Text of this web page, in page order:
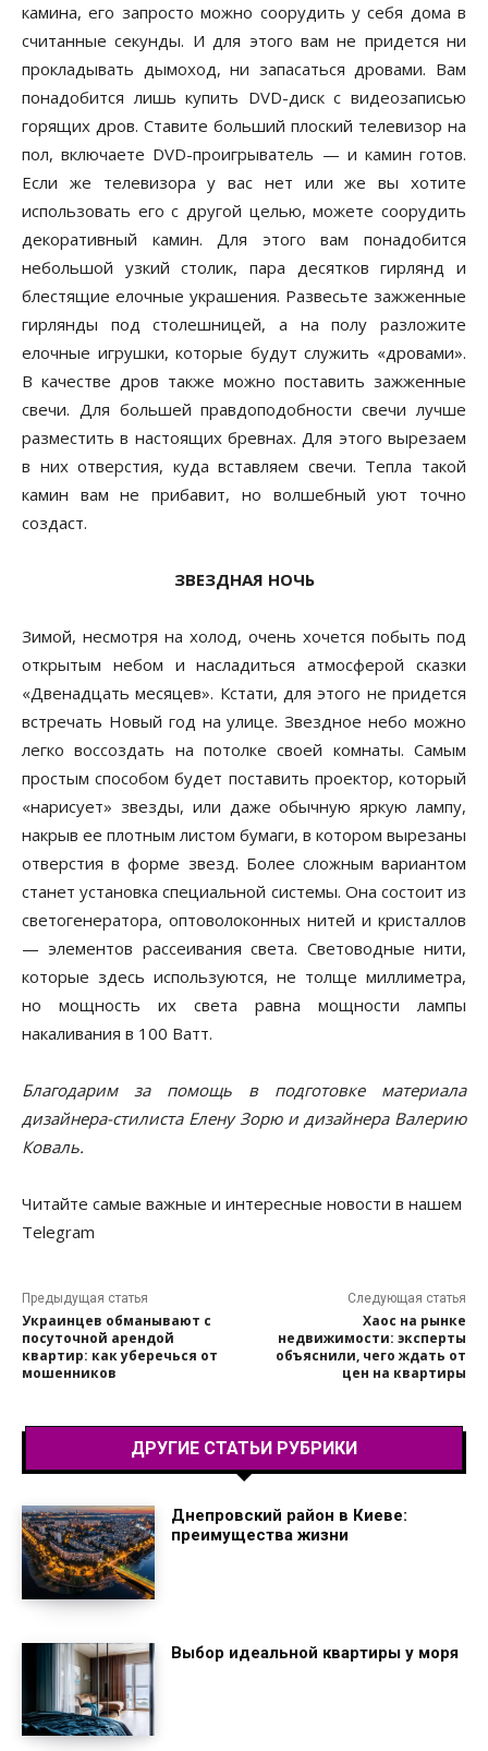
камина, его запросто можно соорудить у себя дома в
считанные секунды. И для этого вам не придется ни
прокладывать дымоход, ни запасаться дровами. Вам
понадобится лишь купить DVD-диск с видеозаписью
горящих дров. Ставите больший плоский телевизор на
пол, включаете DVD-проигрыватель — и камин готов.
Если же телевизора у вас нет или же вы хотите
использовать его с другой целью, можете соорудить
декоративный камин. Для этого вам понадобится
небольшой узкий столик, пара десятков гирлянд и
блестящие елочные украшения. Развесьте зажженные
гирлянды под столешницей, а на полу разложите
елочные игрушки, которые будут служить «дровами».
В качестве дров также можно поставить зажженные
свечи. Для большей правдоподобности свечи лучше
разместить в настоящих бревнах. Для этого вырезаем
в них отверстия, куда вставляем свечи. Тепла такой
камин вам не прибавит, но волшебный уют точно
создаст.
ЗВЕЗДНАЯ НОЧЬ
Зимой, несмотря на холод, очень хочется побыть под
открытым небом и насладиться атмосферой сказки
«Двенадцать месяцев». Кстати, для этого не придется
встречать Новый год на улице. Звездное небо можно
легко воссоздать на потолке своей комнаты. Самым
простым способом будет поставить проектор, который
«нарисует» звезды, или даже обычную яркую лампу,
накрыв ее плотным листом бумаги, в котором вырезаны
отверстия в форме звезд. Более сложным вариантом
станет установка специальной системы. Она состоит из
светогенератора, оптоволоконных нитей и кристаллов
— элементов рассеивания света. Световодные нити,
которые здесь используются, не толще миллиметра,
но мощность их света равна мощности лампы
накаливания в 100 Ватт.
Благодарим за помощь в подготовке материала
дизайнера-стилиста Елену Зорю и дизайнера Валерию
Коваль.
Читайте самые важные и интересные новости в нашем
Telegram
Предыдущая статья
Украинцев обманывают с
посуточной арендой
квартир: как уберечься от
мошенников
Следующая статья
Хаос на рынке
недвижимости: эксперты
объяснили, чего ждать от
цен на квартиры
ДРУГИЕ СТАТЬИ РУБРИКИ
Днепровский район в Киеве:
преимущества жизни
Выбор идеальной квартиры у моря